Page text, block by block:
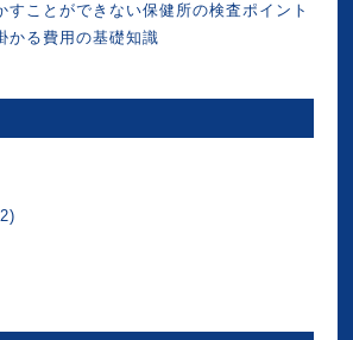
すことができない保健所の検査ポイント
かる費用の基礎知識